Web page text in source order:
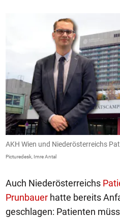
AKH Wien und Niederösterreichs
Picturedesk, Imre Antal
Auch Niederösterreichs
Prunbauer hatte bereits
geschlagen: Patienten